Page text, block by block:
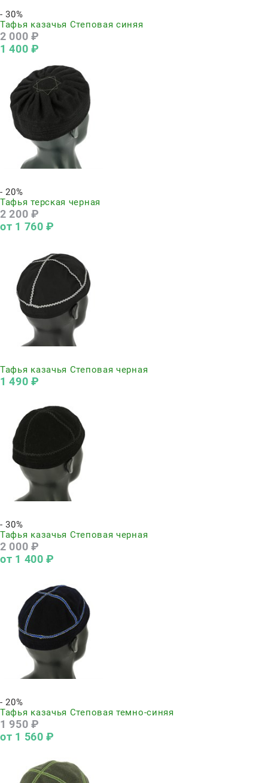
- 30%
Тафья казачья Степовая синяя
2 000 ₽
1 400 ₽
- 20%
Тафья терская черная
2 200 ₽
от 1 760 ₽
Тафья казачья Степовая черная
1 490 ₽
- 30%
Тафья казачья Степовая черная
2 000 ₽
от 1 400 ₽
- 20%
Тафья казачья Степовая темно-синяя
1 950 ₽
от 1 560 ₽